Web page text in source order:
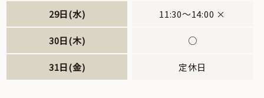
29日(水) 11:30～14:00 ×
30日(木) ○
31日(金) 定休日